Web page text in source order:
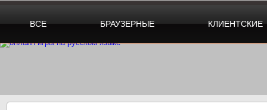
ВСЕ БРАУЗЕРНЫЕ КЛИЕНТСКИЕ